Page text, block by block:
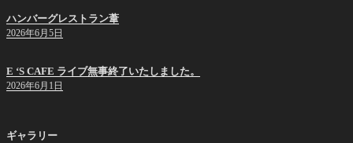
ハンバーグレストラン葦
2026年6月5日
E ‘S CAFE ライブ無事終了いたしました。
2026年6月1日
ギャラリー